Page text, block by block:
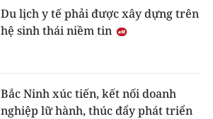
Du lịch y tế phải được xây dựng trên
hệ sinh thái niềm tin
Bắc Ninh xúc tiến, kết nối doanh
nghiệp lữ hành, thúc đẩy phát triển